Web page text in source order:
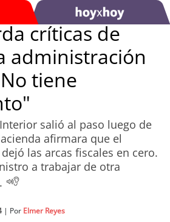
críticas de
administración
tiene
salió al paso luego de
afirmara que el
las arcas fiscales en cero.
a trabajar de otra
| Por Elmer Reyes